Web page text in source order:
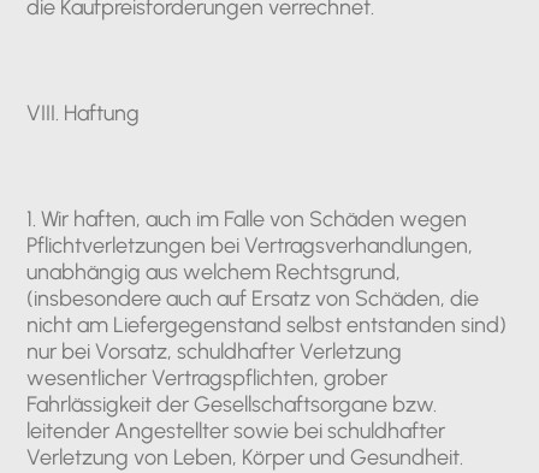
die Kaufpreisforderungen verrechnet.
VIII. Haftung
1. Wir haften, auch im Falle von Schäden wegen
Pflichtverletzungen bei Vertragsverhandlungen,
unabhängig aus welchem Rechtsgrund,
(insbesondere auch auf Ersatz von Schäden, die
nicht am Liefergegenstand selbst entstanden sind)
nur bei Vorsatz, schuldhafter Verletzung
wesentlicher Vertragspflichten, grober
Fahrlässigkeit der Gesellschaftsorgane bzw.
leitender Angestellter sowie bei schuldhafter
Verletzung von Leben, Körper und Gesundheit.